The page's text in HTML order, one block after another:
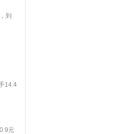
到
14.4
元